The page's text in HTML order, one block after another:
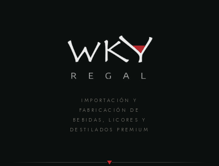
IMPORTACIÓN Y
FABRICACIÓN DE
BEBIDAS, LICORES Y
DESTILADOS PREMIUM